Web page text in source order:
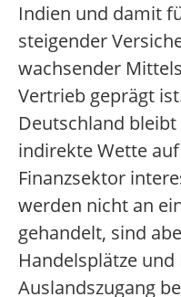
Indien und damit
steigender
wachsender
Vertrieb geprägt
Deutschland
indirekte Wette
Finanzsektor
werden nicht an
gehandelt, sind
Handelsplätze
Auslandszugang